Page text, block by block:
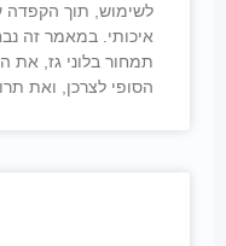
לשימוש, תוך הקפדה
איכותי. במאמר זה
תמחור בלוני גז,
הסופי לצרכן, ואת